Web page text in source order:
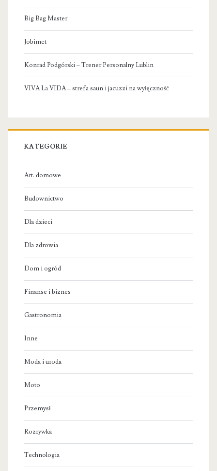
Big Bag Master
Jobimet
Konrad Podgórski – Trener Personalny Lublin
VIVA La VIDA – strefa saun i jacuzzi na wyłączność
KATEGORIE
Art. domowe
Budownictwo
Dla dzieci
Dla zdrowia
Dom i ogród
Finanse i biznes
Gastronomia
Inne
Moda i uroda
Moto
Przemysł
Rozrywka
Technologia